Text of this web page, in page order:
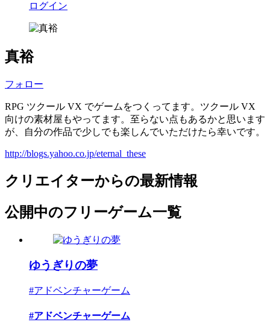
ログイン
真裕
フォロー
RPG ツクール VX でゲームをつくってます。ツクール VX
向けの素材屋もやってます。至らない点もあるかと思います
が、自分の作品で少しでも楽しんでいただけたら幸いです。
http://blogs.yahoo.co.jp/eternal_these
クリエイターからの最新情報
公開中のフリーゲーム一覧
ゆうぎりの夢
#アドベンチャーゲーム
#アドベンチャーゲーム